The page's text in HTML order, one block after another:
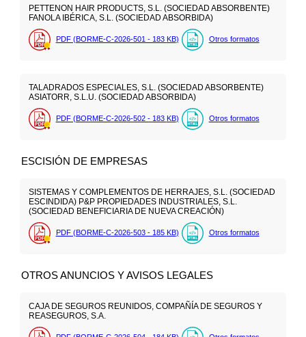
PETTENON HAIR PRODUCTS, S.L. (SOCIEDAD ABSORBENTE)
FANOLA IBÉRICA, S.L. (SOCIEDAD ABSORBIDA)
PDF (BORME-C-2026-501 - 183 KB) Otros formatos
TALADRADOS ESPECIALES, S.L. (SOCIEDAD ABSORBENTE)
ASIATORR, S.L.U. (SOCIEDAD ABSORBIDA)
PDF (BORME-C-2026-502 - 183 KB) Otros formatos
ESCISIÓN DE EMPRESAS
SISTEMAS Y COMPLEMENTOS DE HERRAJES, S.L. (SOCIEDAD
ESCINDIDA) P&P PROPIEDADES INDUSTRIALES, S.L.
(SOCIEDAD BENEFICIARIA DE NUEVA CREACIÓN)
PDF (BORME-C-2026-503 - 185 KB) Otros formatos
OTROS ANUNCIOS Y AVISOS LEGALES
CAJA DE SEGUROS REUNIDOS, COMPAÑÍA DE SEGUROS Y
REASEGUROS, S.A.